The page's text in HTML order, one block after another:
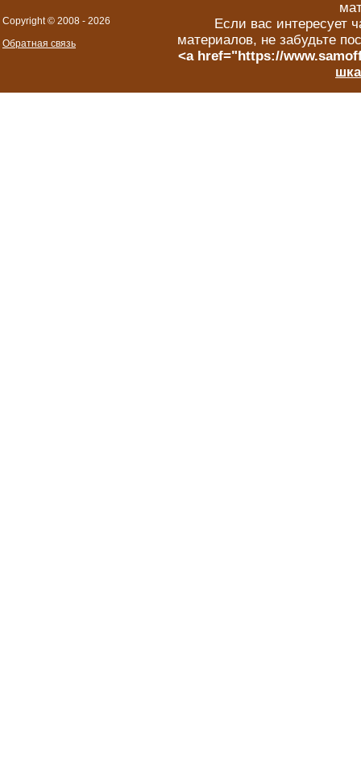
Copyright © 2008 - 2026
Обратная связь
Если вас интересует
материалов, не забудьте
<a href="https://